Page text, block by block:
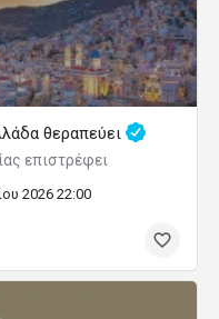
θεραπεύει
επιστρέφει
2026 22:00